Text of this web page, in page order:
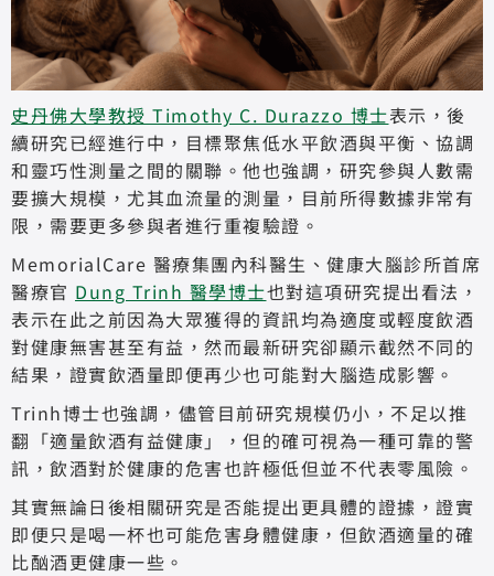
史丹佛大學教授 Timothy C. Durazzo 博士表示，後
續研究已經進行中，目標聚焦低水平飲酒與平衡、協調
和靈巧性測量之間的關聯。他也強調，研究參與人數需
要擴大規模，尤其血流量的測量，目前所得數據非常有
限，需要更多參與者進行重複驗證。
MemorialCare 醫療集團內科醫生、健康大腦診所首席
醫療官 Dung Trinh 醫學博士也對這項研究提出看法，
表示在此之前因為大眾獲得的資訊均為適度或輕度飲酒
對健康無害甚至有益，然而最新研究卻顯示截然不同的
結果，證實飲酒量即便再少也可能對大腦造成影響。
Trinh博士也強調，儘管目前研究規模仍小，不足以推
翻「適量飲酒有益健康」，但的確可視為一種可靠的警
訊，飲酒對於健康的危害也許極低但並不代表零風險。
其實無論日後相關研究是否能提出更具體的證據，證實
即便只是喝一杯也可能危害身體健康，但飲酒適量的確
比酗酒更健康一些。